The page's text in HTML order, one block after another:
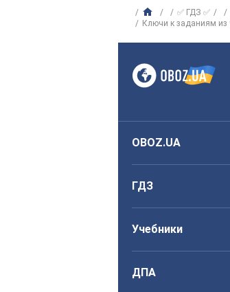
✅ ГДЗ ✅
Ключи к заданиям из
OBOZ.UA
ГДЗ
Учебники
ДПА